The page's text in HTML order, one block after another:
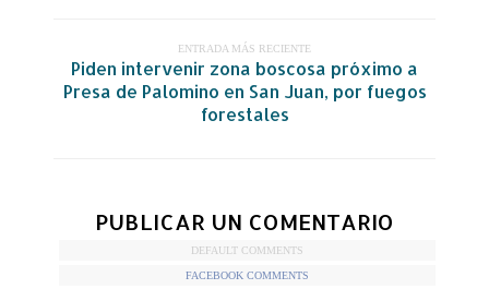
ENTRADA MÁS RECIENTE
Piden intervenir zona boscosa próximo a
Presa de Palomino en San Juan, por fuegos
forestales
PUBLICAR UN COMENTARIO
DEFAULT COMMENTS
FACEBOOK COMMENTS